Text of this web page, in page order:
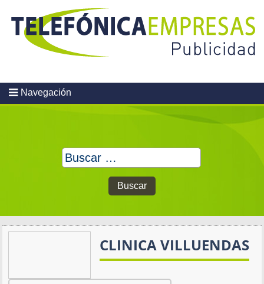
content
Navegación
Buscar:
CLINICA VILLUENDAS